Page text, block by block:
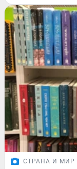
СТРАНА И МИР